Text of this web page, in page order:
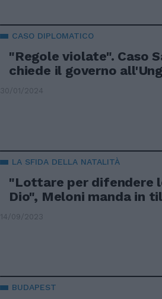
CASO DIPLOMATICO
"Regole violate". Caso
chiede il governo
30/01/2024
LA SFIDA DELLA NATALITÀ
"Lottare per difendere
Dio", Meloni manda in
14/09/2023
BUDAPEST